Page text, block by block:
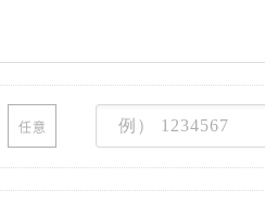
任意